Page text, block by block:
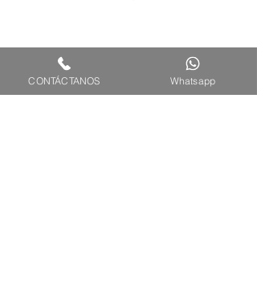
CONTÁCTANOS Whatsapp